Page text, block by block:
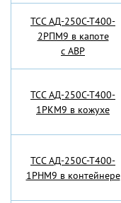
TCC АД-250С-Т400-
2РПМ9 в капоте
с АВР
TCC АД-250С-Т400-
1РКМ9 в кожухе
TCC АД-250С-Т400-
1РНМ9 в контейнере